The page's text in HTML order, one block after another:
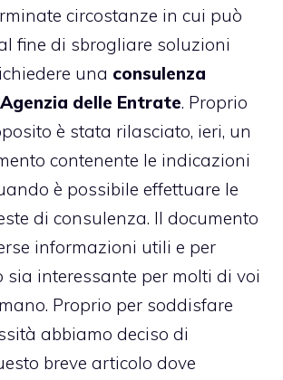
circostanze in cui può
fine di sbrogliare soluzioni
una consulenza
delle Entrate. Proprio
è stata rilasciato, ieri, un
contenente le indicazioni
è possibile effettuare le
di consulenza. Il documento
informazioni utili e per
sia interessante per molti di voi
Proprio per soddisfare
abbiamo deciso di
breve articolo dove